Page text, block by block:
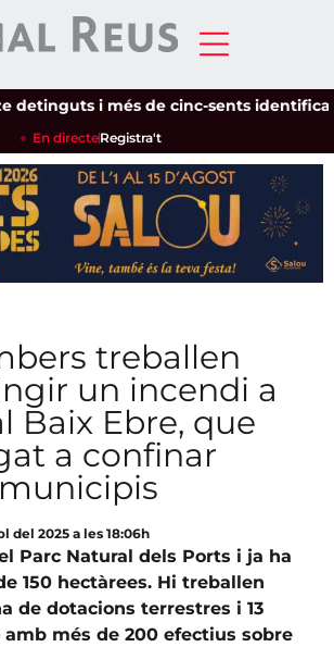
i més de cinc-sents identificats
En directeRegistra't
treballen
un incendi a
Baix Ebre, que
a confinar
del 2025 a les 18:06h
Parc Natural dels Ports i ja ha
150 hectàrees. Hi treballen
de dotacions terrestres i 13
més de 200 efectius sobre